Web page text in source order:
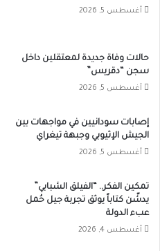
أغسطس 5, 2026
حالات وفاة جديدة لمعتقلين داخل
سجن “دقريس”
أغسطس 5, 2026
إصابات سودانيين في مواجهات بين
الجيش الإثيوبي وجبهة تيغراي
أغسطس 5, 2026
تمكين الفكر.. “الفيلق الشبابي”
يدشّن كتاباً يوثق تجربة جيل حُمل
عبء الدولة
أغسطس 4, 2026